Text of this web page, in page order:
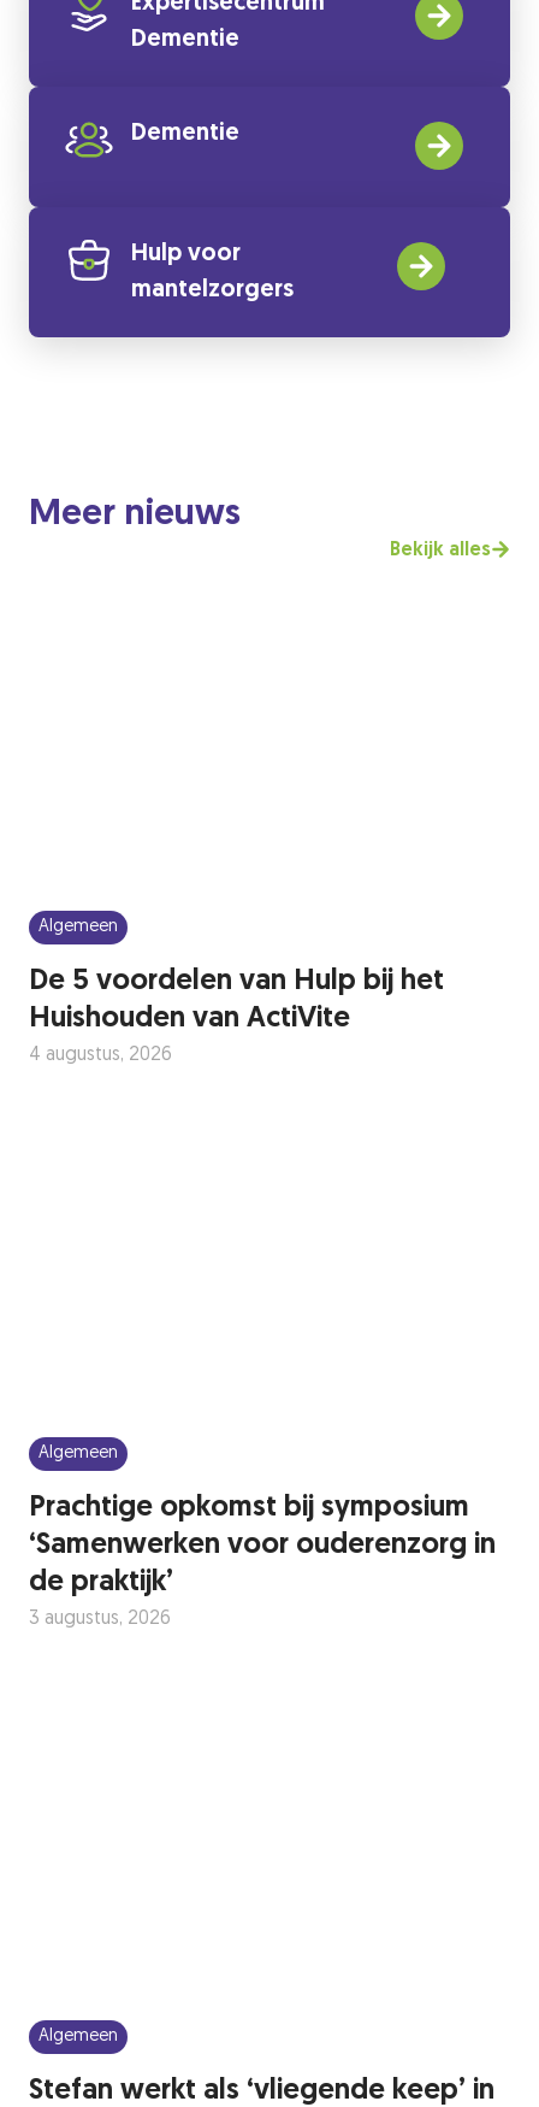
Dementie
Dementie
Hulp voor
mantelzorgers
Meer nieuws
Bekijk alles
Algemeen
De 5 voordelen van Hulp bij het
Huishouden van ActiVite
4 augustus, 2026
Algemeen
Prachtige opkomst bij symposium
‘Samenwerken voor ouderenzorg in
de praktijk’
3 augustus, 2026
Algemeen
Stefan werkt als ‘vliegende keep’ in